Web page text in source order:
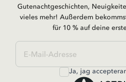
Gutenachtgeschichten,
vieles mehr! Außerdem
für 10 % auf deine
Ja, jag accepterar